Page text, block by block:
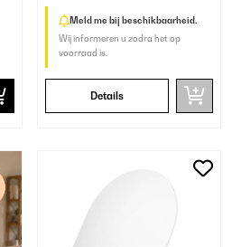
Meld me bij beschikbaarheid.
Wij informeren u zodra het op
voorraad is.
Details